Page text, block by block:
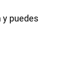
y puedes